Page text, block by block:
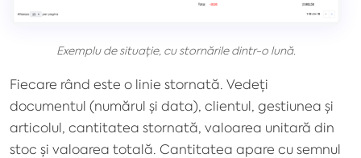
Exemplu de situație, cu stornările dintr-o lună.
Fiecare rând este o linie stornată. Vedeți
documentul (numărul și data), clientul, gestiunea și
articolul, cantitatea stornată, valoarea unitară din
stoc și valoarea totală. Cantitatea apare cu semnul